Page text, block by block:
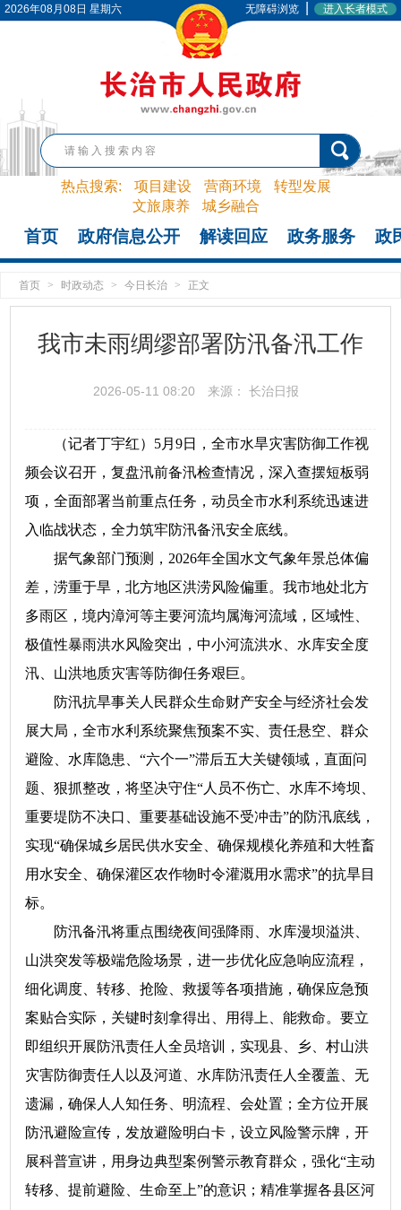
2026年08月08日 星期六 无障碍浏览 进入长者模式
热点搜索: 项目建设 营商环境
转型发展
文旅康养
城乡融合
首页 政府信息公开 解读回应 政务服务 政
首页 > 时政动态 > 今日长治 > 正文
我市未雨绸缪部署防汛备汛工作
2026-05-11 08:20 来源： 长治日报
（记者丁宇红）5月9日，全市水旱灾害防御工作视
频会议召开，复盘汛前备汛检查情况，深入查摆短板弱
项，全面部署当前重点任务，动员全市水利系统迅速进
入临战状态，全力筑牢防汛备汛安全底线。
据气象部门预测，2026年全国水文气象年景总体偏
差，涝重于旱，北方地区洪涝风险偏重。我市地处北方
多雨区，境内漳河等主要河流均属海河流域，区域性、
极值性暴雨洪水风险突出，中小河流洪水、水库安全度
汛、山洪地质灾害等防御任务艰巨。
防汛抗旱事关人民群众生命财产安全与经济社会发
展大局，全市水利系统聚焦预案不实、责任悬空、群众
避险、水库隐患、“六个一”滞后五大关键领域，直面问
题、狠抓整改，将坚决守住“人员不伤亡、水库不垮坝、
重要堤防不决口、重要基础设施不受冲击”的防汛底线，
实现“确保城乡居民供水安全、确保规模化养殖和大牲畜
用水安全、确保灌区农作物时令灌溉用水需求”的抗旱目
标。
防汛备汛将重点围绕夜间强降雨、水库漫坝溢洪、
山洪突发等极端危险场景，进一步优化应急响应流程，
细化调度、转移、抢险、救援等各项措施，确保应急预
案贴合实际，关键时刻拿得出、用得上、能救命。要立
即组织开展防汛责任人全员培训，实现县、乡、村山洪
灾害防御责任人以及河道、水库防汛责任人全覆盖、无
遗漏，确保人人知任务、明流程、会处置；全方位开展
防汛避险宣传，发放避险明白卡，设立风险警示牌，开
展科普宣讲，用身边典型案例警示教育群众，强化“主动
转移、提前避险、生命至上”的意识；精准掌握各县区河